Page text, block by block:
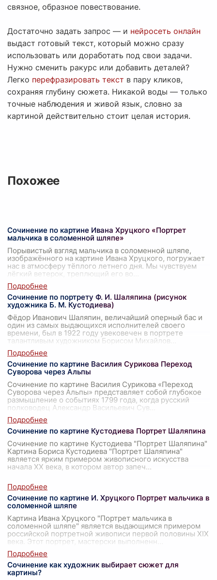
связное, образное повествование.
Достаточно задать запрос — и нейросеть онлайн
выдаст готовый текст, который можно сразу
использовать или доработать под свои задачи.
Нужно сменить ракурс или добавить деталей?
Легко перефразировать текст в пару кликов,
сохраняя глубину сюжета. Никакой воды — только
точные наблюдения и живой язык, словно за
картиной действительно стоит целая история.
Похожее
Сочинение по картине Ивана Хруцкого «Портрет
мальчика в соломенной шляпе»
Порывистый взгляд мальчика в соломенной шляпе,
изображённого на картине Ивана Хруцкого, погружает
нас в атмосферу тёплого летнего дня. Мы чувствуем
лёгкий ветерок, треплющий его во
Сочинение по портрету Ф. И. Шаляпина (рисунок
художника Б. М. Кустодиева)
Фёдор Иванович Шаляпин, величайший оперный бас и
один из самых выдающихся исполнителей своего
времени, был в 1922 году увековечен в портрете
талантливым художником Борисом Михайлов
Сочинение по картине Василия Сурикова Переход
Суворова через Альпы
Сочинение по картине Василия Сурикова «Переход
Суворова через Альпы» представляет собой глубокое
размышление о событиях 1799 года, когда русский
полководец Александр Васильевич Сув
Сочинение по картине Кустодиева Портрет Шаляпина
Сочинение по картине Кустодиева "Портрет Шаляпина"
Картина Бориса Кустодиева "Портрет Шаляпина"
является ярким примером живописного искусства
начала XX века, в котором автор запеч...
Сочинение по картине И. Хруцкого Портрет мальчика в
соломенной шляпе
Картина Ивана Хруцкого "Портрет мальчика в
соломенной шляпе" является выдающимся примером
российской портретной живописи первой половины XIX
века. Этот портрет, мастерски выполненн
Сочинение как художник выбирает сюжет для
картины?